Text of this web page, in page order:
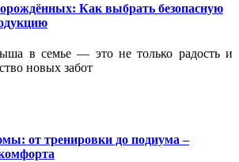
Как выбрать безопасную
в семье — это не только радость и
новых забот
от тренировки до подиума –